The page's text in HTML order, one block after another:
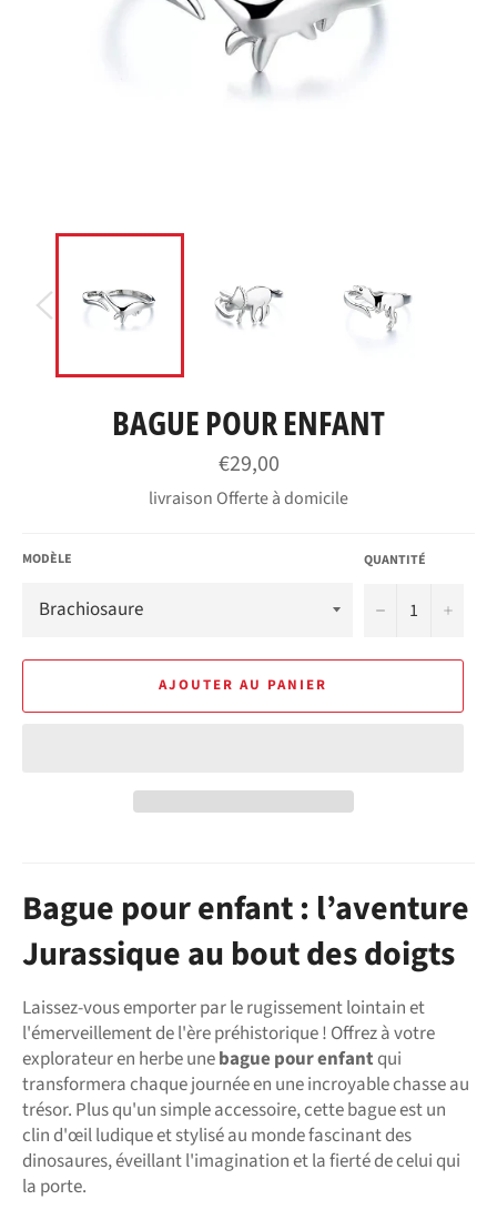
BAGUE POUR ENFANT
Prix
régulier
€29,00
livraison Offerte à domicile
MODÈLE QUANTITÉ
− +
AJOUTER AU PANIER
Bague pour enfant : l’aventure
Jurassique au bout des doigts
Laissez-vous emporter par le rugissement lointain et
l'émerveillement de l'ère préhistorique ! Offrez à votre
explorateur en herbe unebague pour enfantqui
transformera chaque journée en une incroyable chasse au
trésor. Plus qu'un simple accessoire, cette bague est un
clin d'œil ludique et stylisé au monde fascinant des
dinosaures, éveillant l'imagination et la fierté de celui qui
la porte.